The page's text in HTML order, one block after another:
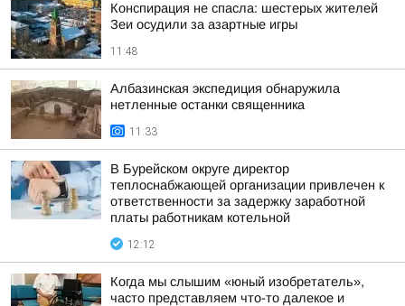
Конспирация не спасла: шестерых жителей
Зеи осудили за азартные игры
11:48
Албазинская экспедиция обнаружила
нетленные останки священника
11:33
В Бурейском округе директор
теплоснабжающей организации привлечен к
ответственности за задержку заработной
платы работникам котельной
12:12
Когда мы слышим «юный изобретатель»,
часто представляем что-то далекое и